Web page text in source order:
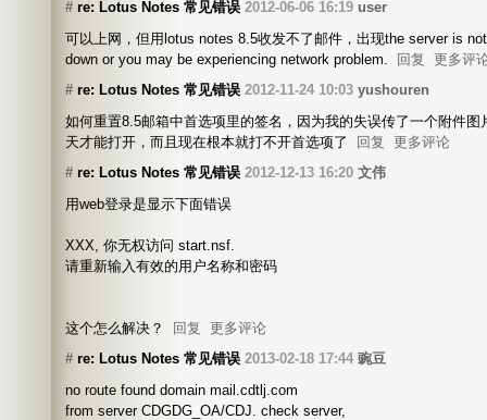
# re: Lotus Notes 常见错误 2012-06-06 16:19 user
可以上网，但用lotus notes 8.5收发不了邮件，出现the server is
down or you may be experiencing network problem.
回复
更多评
# re: Lotus Notes 常见错误 2012-11-24 10:03 yushouren
如何重置8.5邮箱中首选项里的签名，因为我的失误传了一个附件
天才能打开，而且现在根本就打不开首选项了
回复
更多评论
# re: Lotus Notes 常见错误 2012-12-13 16:20 文伟
用web登录是显示下面错误
XXX, 你无权访问 start.nsf.
请重新输入有效的用户名称和密码
这个怎么解决？ 回复
更多评论
# re: Lotus Notes 常见错误 2013-02-18 17:44 豌豆
no route found domain mail.cdtlj.com
from server CDGDG_OA/CDJ. check server,